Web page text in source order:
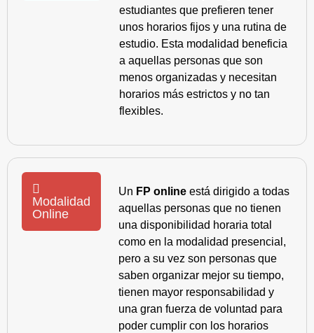
estudiantes que prefieren tener
unos horarios fijos y una rutina de
estudio. Esta modalidad beneficia
a aquellas personas que son
menos organizadas y necesitan
horarios más estrictos y no tan
flexibles.
Modalidad
Online
Un FP online está dirigido a todas
aquellas personas que no tienen
una disponibilidad horaria total
como en la modalidad presencial,
pero a su vez son personas que
saben organizar mejor su tiempo,
tienen mayor responsabilidad y
una gran fuerza de voluntad para
poder cumplir con los horarios